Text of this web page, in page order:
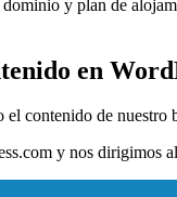
y plan de
en
el contenido de
y nos dirigimos